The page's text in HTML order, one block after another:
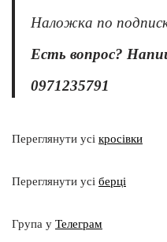
Наложка по
Есть вопрос?
0971235791
Переглянути усі кросівки
Переглянути усі берці
Група у Телеграм